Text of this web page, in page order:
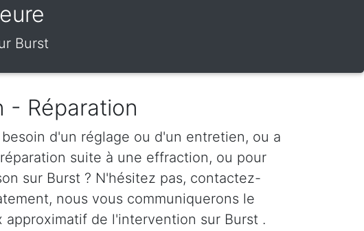
Burst
- Réparation
d'un réglage ou d'un entretien, ou a
suite à une effraction, ou pour
sur Burst ? N'hésitez pas, contactez-
nous vous communiquerons le
approximatif de l'intervention sur Burst .